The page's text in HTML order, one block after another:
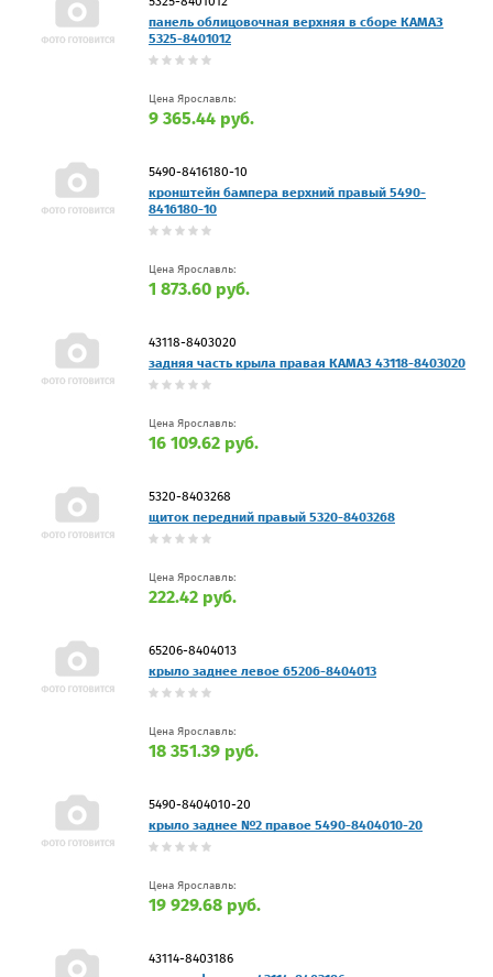
панель облицовочная верхняя в сборе КАМАЗ
5325-8401012
Цена Ярославль:
9 365.44 руб.
5490-8416180-10
кронштейн бампера верхний правый 5490-
8416180-10
Цена Ярославль:
1 873.60 руб.
43118-8403020
задняя часть крыла правая КАМАЗ 43118-8403020
Цена Ярославль:
16 109.62 руб.
5320-8403268
щиток передний правый 5320-8403268
Цена Ярославль:
222.42 руб.
65206-8404013
крыло заднее левое 65206-8404013
Цена Ярославль:
18 351.39 руб.
5490-8404010-20
крыло заднее №2 правое 5490-8404010-20
Цена Ярославль:
19 929.68 руб.
43114-8403186